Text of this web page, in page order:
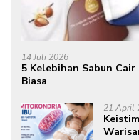
14 Juli 2026
5 Kelebihan Sabun
Biasa
21 April